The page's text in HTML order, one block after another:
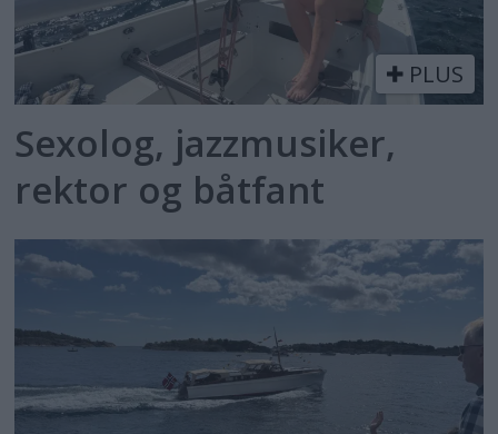
PLUS
Sexolog, jazzmusiker,
rektor og båtfant